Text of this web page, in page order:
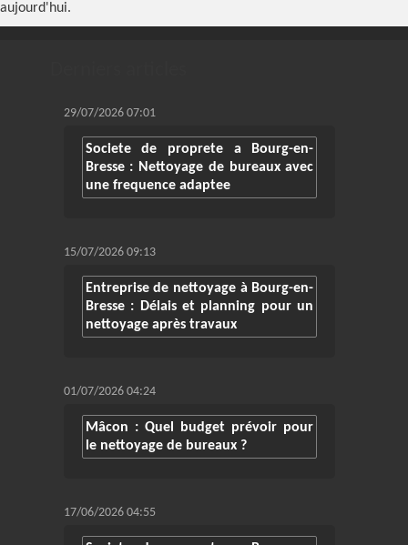
aujourd'hui.
29/07/2026 07:01
Societe de proprete a Bourg-en-
Bresse : Nettoyage de bureaux avec
une frequence adaptee
15/07/2026 09:13
Entreprise de nettoyage à Bourg-en-
Bresse : Délais et planning pour un
nettoyage après travaux
01/07/2026 04:24
Mâcon : Quel budget prévoir pour
le nettoyage de bureaux ?
17/06/2026 04:55